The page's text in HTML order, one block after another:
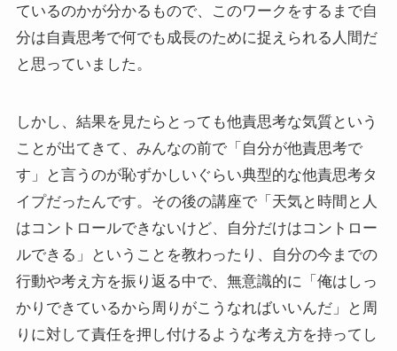
ているのかが分かるもので、このワークをするまで自
分は自責思考で何でも成長のために捉えられる人間だ
と思っていました。
しかし、結果を見たらとっても他責思考な気質という
ことが出てきて、みんなの前で「自分が他責思考で
す」と言うのが恥ずかしいぐらい典型的な他責思考タ
イプだったんです。その後の講座で「天気と時間と人
はコントロールできないけど、自分だけはコントロー
ルできる」ということを教わったり、自分の今までの
行動や考え方を振り返る中で、無意識的に「俺はしっ
かりできているから周りがこうなればいいんだ」と周
りに対して責任を押し付けるような考え方を持ってし